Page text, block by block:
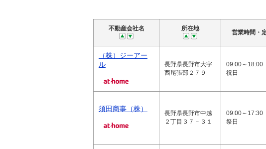
不動産会社名 所在地
営業時間・
（株）ジーアー
ル
長野県長野市大字
西尾張部２７９
09:00～
祝日
須田商事（株）
長野県長野市中越
２丁目３７－３１
09:00～17:30
祭日